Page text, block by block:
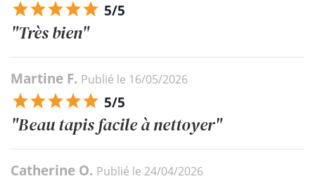
5/5
"Très bien"
Martine F. Publié le 16/05/2026
5/5
"Beau tapis facile à nettoyer"
Catherine O. Publié le 24/04/2026